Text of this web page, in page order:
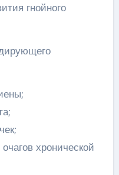
гнойного
хронической